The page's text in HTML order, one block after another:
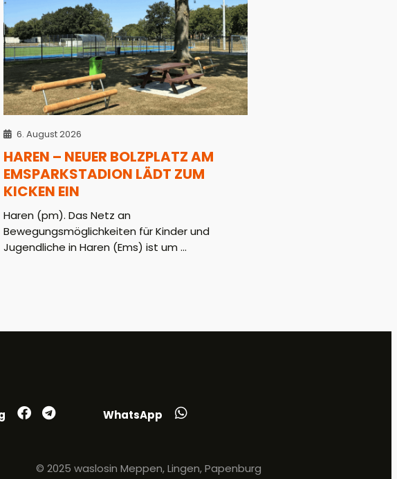
6. August 2026
HAREN – NEUER BOLZPLATZ AM
EMSPARKSTADION LÄDT ZUM
KICKEN EIN
Haren (pm). Das Netz an
Bewegungsmöglichkeiten für Kinder und
Jugendliche in Haren (Ems) ist um ...
WhatsApp
© 2025 waslosin Meppen, Lingen, Papenburg